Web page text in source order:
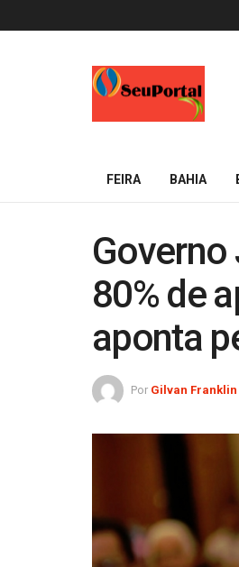
FEIRA BAHIA
Governo
80% de
aponta
Por Gilvan Franklin